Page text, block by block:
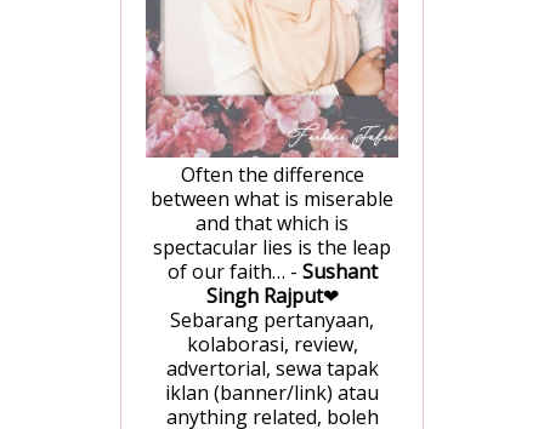
Often the difference
between what is miserable
and that which is
spectacular lies is the leap
of our faith… - Sushant
Singh Rajput❤
Sebarang pertanyaan,
kolaborasi, review,
advertorial, sewa tapak
iklan (banner/link) atau
anything related, boleh